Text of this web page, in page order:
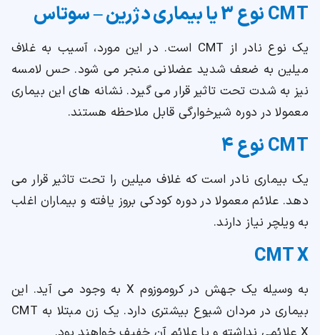
CMT نوع 3 یا بیماری دژرین – سوتاس
یک نوع نادر از CMT است. در این مورد، آسیب به غلاف
میلین به ضعف شدید عضلانی منجر می شود. حس لامسه
نیز به شدت تحت تاثیر قرار می گیرد. نشانه های این بیماری
معمولا در دوره شیرخوارگی قابل ملاحظه هستند.
CMT نوع 4
یک بیماری نادر است که غلاف میلین را تحت تاثیر قرار می
دهد. علائم معمولا در دوره کودکی بروز یافته و بیماران اغلب
به ویلچر نیاز دارند.
CMT X
به وسیله یک جهش در کروموزوم X به وجود می آید. این
بیماری در مردان شیوع بیشتری دارد. یک زن مبتلا به CMT